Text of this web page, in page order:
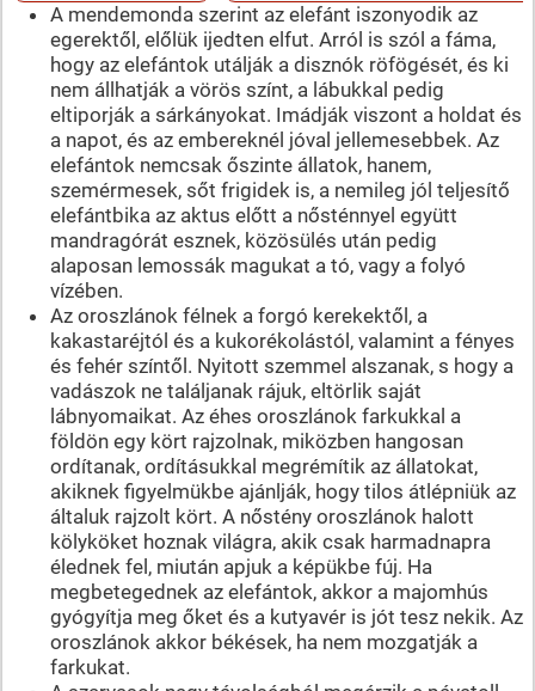
A mendemonda szerint az elefánt iszonyodik az
egerektől, előlük ijedten elfut. Arról is szól a fáma,
hogy az elefántok utálják a disznók röfögését, és ki
nem állhatják a vörös színt, a lábukkal pedig
eltiporják a sárkányokat. Imádják viszont a holdat és
a napot, és az embereknél jóval jellemesebbek. Az
elefántok nemcsak őszinte állatok, hanem,
szemérmesek, sőt frigidek is, a nemileg jól teljesítő
elefántbika az aktus előtt a nősténnyel együtt
mandragórát esznek, közösülés után pedig
alaposan lemossák magukat a tó, vagy a folyó
vízében.
Az oroszlánok félnek a forgó kerekektől, a
kakastaréjtól és a kukorékolástól, valamint a fényes
és fehér színtől. Nyitott szemmel alszanak, s hogy a
vadászok ne találjanak rájuk, eltörlik saját
lábnyomaikat. Az éhes oroszlánok farkukkal a
földön egy kört rajzolnak, miközben hangosan
ordítanak, ordításukkal megrémítik az állatokat,
akiknek figyelmükbe ajánlják, hogy tilos átlépniük az
általuk rajzolt kört. A nőstény oroszlánok halott
kölyköket hoznak világra, akik csak harmadnapra
élednek fel, miután apjuk a képükbe fúj. Ha
megbetegednek az elefántok, akkor a majomhús
gyógyítja meg őket és a kutyavér is jót tesz nekik. Az
oroszlánok akkor békések, ha nem mozgatják a
farkukat.